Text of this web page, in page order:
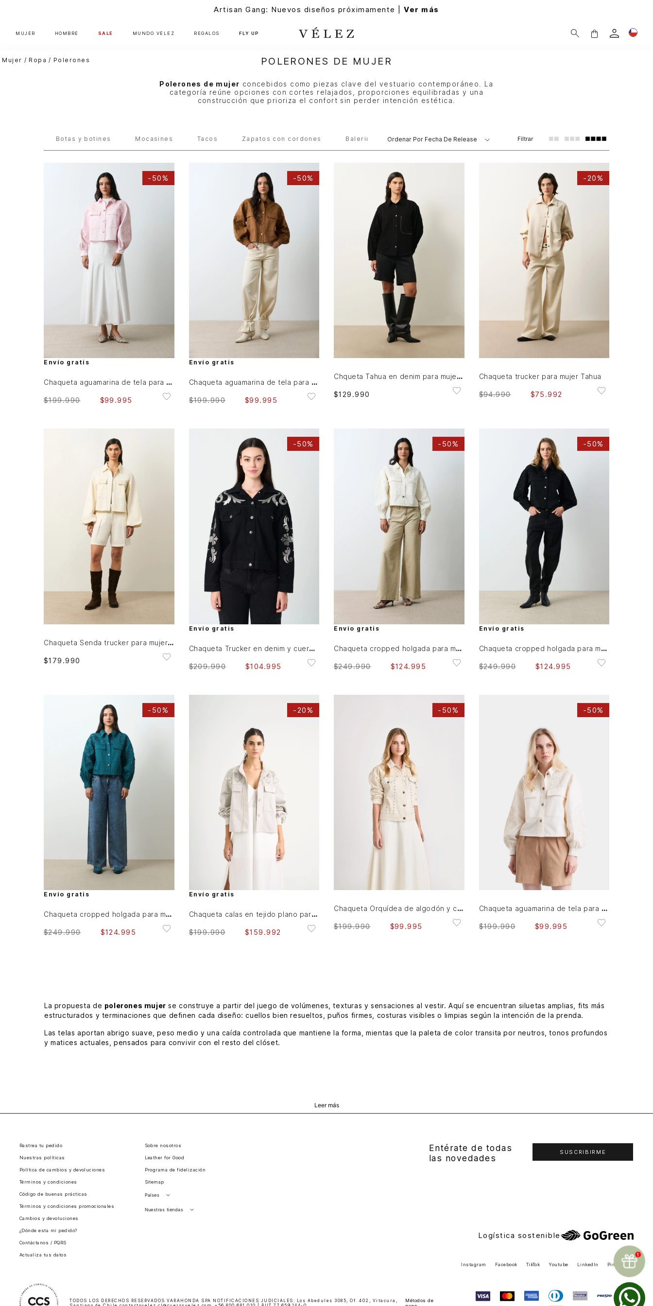
Artisan Gang: Nuevos diseños próximamente |Ver más
MUJER HOMBRE SALE MUNDO VÉLEZ REGALOS FLY UP
Mujer Ropa Polerones POLERONES DE MUJER
Polerones de mujer concebidos como piezas clave del vestuario contemporáneo. La
categoría reúne opciones con cortes relajados, proporciones equilibradas y una
construcción que prioriza el confort sin perder intención estética.
Botas y botines Mocasines Tacos Zapatos con cordones Balerinas Ordenar Por Fecha De Release Filtrar
- 50%
M L
Envío gratis
Chaqueta aguamarina de tela para mujer bordados en gamuza
$199.990 $99 .995
-50%
L
Envío gratis
Chaqueta aguamarina de tela para mujer bordados en gamuza
$199.990 $99.995
Chqueta Tahua en denim para mujer oversized
$129 .990
-20%
M L XL
Chaqueta trucker para mujer Tahua
$94.990 $75 .992
M XL
Chaqueta Senda trucker para mujer oversized
$179 .990
-50%
AGREGAR AL CARRITO
Envío gratis
Chaqueta Trucker en denim y cuero para mujer Soren
$209.990 $104.995
- 50%
M L XL
Envío gratis
Chaqueta cropped holgada para mujer Tritón
$249.990 $124.995
-50%
M L XL
Envío gratis
Chaqueta cropped holgada para mujer Tritón
$249.990 $124.995
- 50%
L XL
Envío gratis
Chaqueta cropped holgada para mujer Tritón
$249.990 $124.995
-20%
Envío gratis
Chaqueta calas en tejido plano para mujer silueta cropped
$199.990 $159 .992
- 50%
Chaqueta Orquídea de algodón y cáñamo para mujer silueta oversized
$199.990 $99 .995
-50%
M
AGREGAR AL CARRITO
Chaqueta aguamarina de tela para mujer bordados en gamuza
$199.990 $99.995
La propuesta de polerones mujer se construye a partir del juego de volúmenes, texturas y sensaciones al vestir. Aquí se encuentran siluetas amplias, fits más
estructurados y terminaciones que definen cada diseño: cuellos bien resueltos, puños firmes, costuras visibles o limpias según la intención de la prenda.
Las telas aportan abrigo suave, peso medio y una caída controlada que mantiene la forma, mientas que la paleta de color transita por neutros, tonos profundos
y matices actuales, pensados para convivir con el resto del clóset.
Compra ahora las alternativas que vayan con tu personalidad. Lleva calidad, lleva VÉLEZ.
Leer más
Entérate de todas
las novedades
SUSCRIBIRME
Rastrea tu pedido
Nuestras políticas
Política de cambios y devoluciones
Términos y condiciones
Código de buenas prácticas
Términos y condiciones promocionales
Cambios y devoluciones
¿Dónde esta mi pedido?
Contáctanos / PQRS
Actualiza tus datos
Sobre nosotros
Leather for Good
Programa de fidelización
Sitemap
Países
Perú
Nuestras tiendas
Logística sostenible
Instagram Facebook TikTok Youtube LinkedIn Pinterest
Métodos de
TODOS LOS DERECHOS RESERVADOS VARAHONDA SPA NOTIFICACIONES JUDICIALES: Los Abedules 3085, Of. 402, Vitacura,